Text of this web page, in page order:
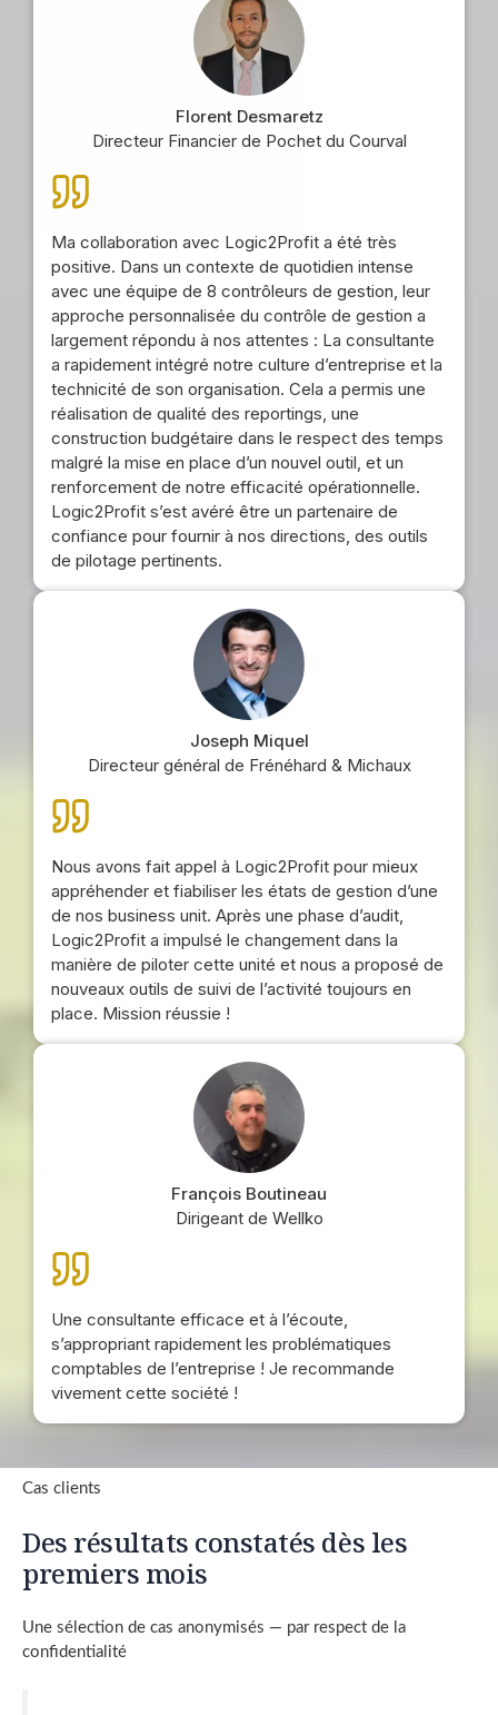
Florent Desmaretz
Directeur Financier de Pochet du Courval
Ma collaboration avec Logic2Profit a été très
positive. Dans un contexte de quotidien intense
avec une équipe de 8 contrôleurs de gestion, leur
approche personnalisée du contrôle de gestion a
largement répondu à nos attentes : La consultante
a rapidement intégré notre culture d’entreprise et la
technicité de son organisation. Cela a permis une
réalisation de qualité des reportings, une
construction budgétaire dans le respect des temps
malgré la mise en place d’un nouvel outil, et un
renforcement de notre efficacité opérationnelle.
Logic2Profit s’est avéré être un partenaire de
confiance pour fournir à nos directions, des outils
de pilotage pertinents.
Joseph Miquel
Directeur général de Frénéhard & Michaux
Nous avons fait appel à Logic2Profit pour mieux
appréhender et fiabiliser les états de gestion d’une
de nos business unit. Après une phase d’audit,
Logic2Profit a impulsé le changement dans la
manière de piloter cette unité et nous a proposé de
nouveaux outils de suivi de l’activité toujours en
place. Mission réussie !
François Boutineau
Dirigeant de Wellko
Une consultante efficace et à l’écoute,
s’appropriant rapidement les problématiques
comptables de l’entreprise ! Je recommande
vivement cette société !
Cas clients
Des résultats constatés dès les
premiers mois
Une sélection de cas anonymisés — par respect de la
confidentialité